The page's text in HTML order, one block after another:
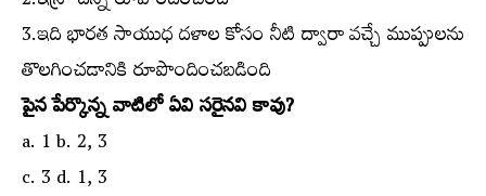
3.ఇది భారత సాయుధ దళాల కోసం నీటి ద్వారా వచ్చే ముప్పులను
తొలగించడానికి రూపొందించబడింది
పైన పేర్కొన్న వాటిలో ఏవి సరైనవి కావు?
a. 1 b. 2, 3
c. 3 d. 1, 3